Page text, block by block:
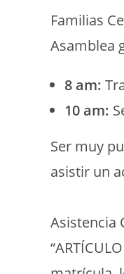
Familias
Asamblea
8 am:
10 am:
Ser muy
asistir un
Asistencia